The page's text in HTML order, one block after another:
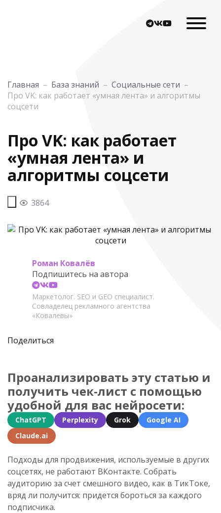
Главная – База знаний – Социальные сети –
Про VK: как работает «умная лента» и алгоритмы
соцсети
Про VK: как работает
«умная лента» и
алгоритмы соцсети
3864
Роман Ковалёв
Подпишитесь на автора
Маркетолог. SEO и GEO специалист.
Совладелец рекламного агентства
«Ковалевы»
Поделиться
Проанализировать эту статью и
получить чек-лист с помощью
удобной для вас нейросети:
ChatGPT Perplexity Grok
Google AI
Claude.ai
Подходы для продвижения, используемые в других
соцсетях, не работают ВКонтакте. Собрать
аудиторию за счет смешного видео, как в ТикТоке,
вряд ли получится: придется бороться за каждого
подписчика.